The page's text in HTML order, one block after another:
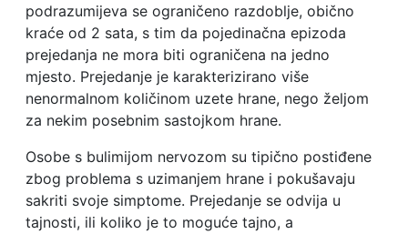
podrazumijeva se ograničeno razdoblje, obično
kraće od 2 sata, s tim da pojedinačna epizoda
prejedanja ne mora biti ograničena na jedno
mjesto. Prejedanje je karakterizirano više
nenormalnom količinom uzete hrane, nego željom
za nekim posebnim sastojkom hrane.
Osobe s bulimijom nervozom su tipično postiđene
zbog problema s uzimanjem hrane i pokušavaju
sakriti svoje simptome. Prejedanje se odvija u
tajnosti, ili koliko je to moguće tajno, a